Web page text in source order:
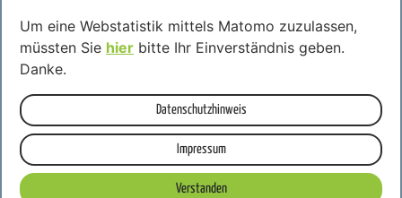
Um eine Webstatistik mittels Matomo zuzulassen,
müssten Sie hier bitte Ihr Einverständnis geben.
Danke.
Datenschutzhinweis
Impressum
Verstanden
Tel: 039298/672-0
Bürgerbüro (Meldeamt Groß Rosenburg)
Alle 14 Tage in den ungraden Wochen
Mi: 09:00 - 12:00 und 13:00 - 17:00 Uhr
Tel: 039294/323099